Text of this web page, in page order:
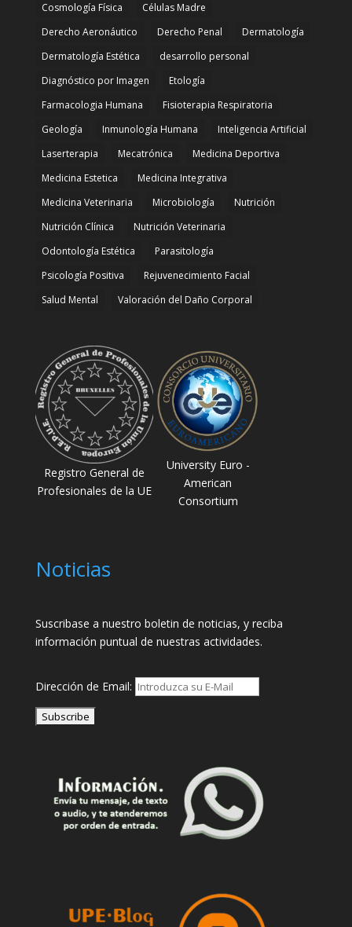
Cosmología Física
Células Madre
Derecho Aeronáutico
Derecho Penal
Dermatología
Dermatología Estética
desarrollo personal
Diagnóstico por Imagen
Etología
Farmacologia Humana
Fisioterapia Respiratoria
Geología
Inmunología Humana
Inteligencia Artificial
Laserterapia
Mecatrónica
Medicina Deportiva
Medicina Estetica
Medicina Integrativa
Medicina Veterinaria
Microbiología
Nutrición
Nutrición Clínica
Nutrición Veterinaria
Odontología Estética
Parasitología
Psicología Positiva
Rejuvenecimiento Facial
Salud Mental
Valoración del Daño Corporal
Registro General de
Profesionales de la UE
University Euro -
American
Consortium
Noticias
Suscribase a nuestro boletin de noticias, y reciba
información puntual de nuestras actividades.
Dirección de Email: